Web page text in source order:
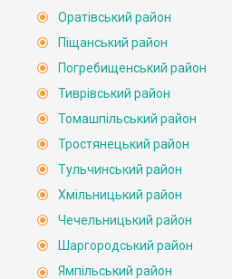
Оратівський район
Піщанський район
Погребищенський район
Тиврівський район
Томашпільський район
Тростянецький район
Тульчинський район
Хмільницький район
Чечельницький район
Шаргородський район
Ямпільський район